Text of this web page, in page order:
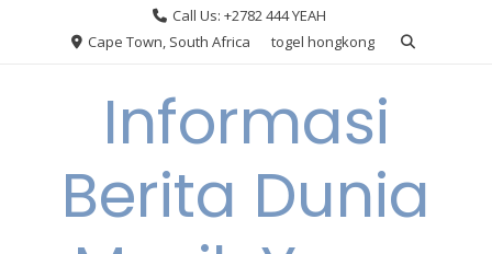
Call Us: +2782 444 YEAH
Cape Town, South Africa
togel hongkong
Informasi
Berita Dunia